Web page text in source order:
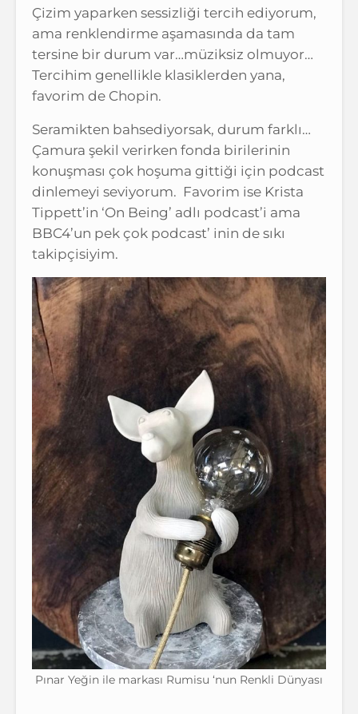
Çizim yaparken sessizliği tercih ediyorum,
ama renklendirme aşamasında da tam
tersine bir durum var…müziksiz olmuyor…
Tercihim genellikle klasiklerden yana,
favorim de Chopin.
Seramikten bahsediyorsak, durum farklı…
Çamura şekil verirken fonda birilerinin
konuşması çok hoşuma gittiği için podcast
dinlemeyi seviyorum. Favorim ise Krista
Tippett’in ‘On Being’ adlı podcast’i ama
BBC4’un pek çok podcast’ inin de sıkı
takipçisiyim.
Pınar Yeğin ile markası Rumisu ‘nun Renkli Dünyası